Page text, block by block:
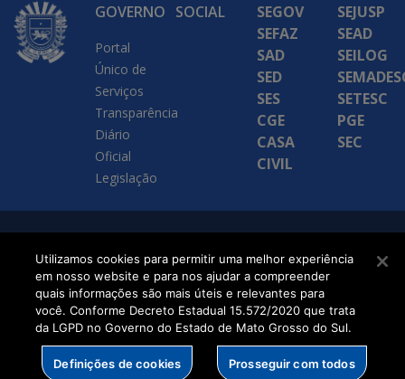
GOVERNO
Portal
Único de
Serviços
Transparência
Diário
Oficial
Legislação
SOCIAL
SEGOV
SEFAZ
SAD
SED
SES
CGE
CASA
CIVIL
SEJUSP
SEAD
SEILOG
SETESC
PGE
SEC
Executiva de
Transformação Digital
Utilizamos cookies para permitir uma melhor experiência
em nosso website e para nos ajudar a compreender
quais informações são mais úteis e relevantes para
você. Conforme Decreto Estadual 15.572/2020 que trata
da LGPD no Governo do Estado de Mato Grosso do Sul.
Definições de cookies Prosseguir com todos